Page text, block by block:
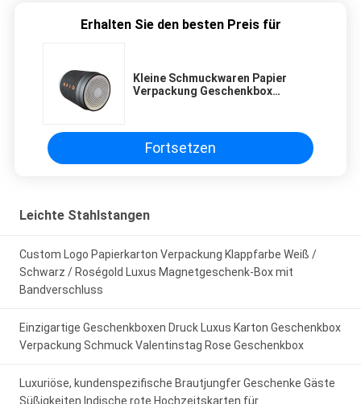
Erhalten Sie den besten Preis für
Kleine Schmuckwaren Papier
Verpackung Geschenkbox
Fortsetzen
Leichte Stahlstangen
Custom Logo Papierkarton Verpackung Klappfarbe Weiß /
Schwarz / Roségold Luxus Magnetgeschenk-Box mit
Bandverschluss
Einzigartige Geschenkboxen Druck Luxus Karton Geschenkbox
Verpackung Schmuck Valentinstag Rose Geschenkbox
Luxuriöse, kundenspezifische Brautjungfer Geschenke Gäste
Süßigkeiten Indische rote Hochzeitskarten für